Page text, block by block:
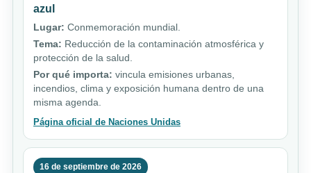
azul
Lugar: Conmemoración mundial.
Tema: Reducción de la contaminación atmosférica y
protección de la salud.
Por qué importa: vincula emisiones urbanas,
incendios, clima y exposición humana dentro de una
misma agenda.
Página oficial de Naciones Unidas
16 de septiembre de 2026